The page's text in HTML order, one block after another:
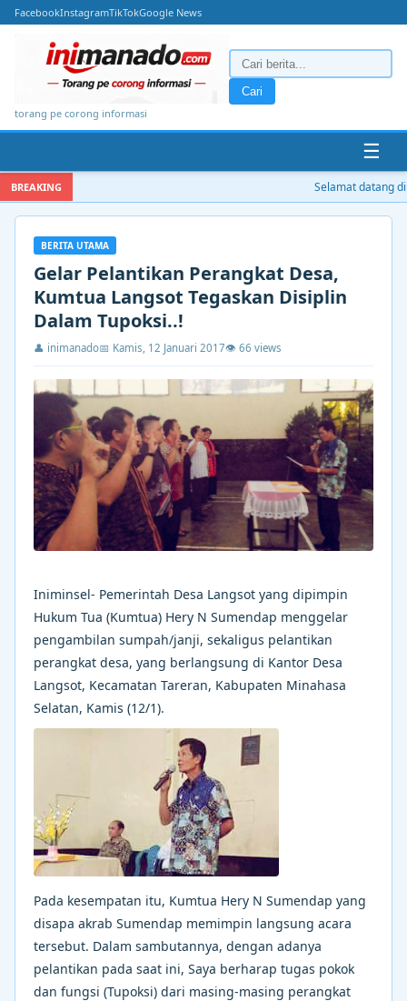
FacebookInstagramTikTokGoogle News
torang pe corong informasi
Cari
☰
BREAKING Selamat datang di
BERITA UTAMA
Gelar Pelantikan Perangkat Desa,
Kumtua Langsot Tegaskan Disiplin
Dalam Tupoksi..!
👤 inimanado📅 Kamis, 12 Januari 2017👁 66 views
Iniminsel- Pemerintah Desa Langsot yang dipimpin
Hukum Tua (Kumtua) Hery N Sumendap menggelar
pengambilan sumpah/janji, sekaligus pelantikan
perangkat desa, yang berlangsung di Kantor Desa
Langsot, Kecamatan Tareran, Kabupaten Minahasa
Selatan, Kamis (12/1).
Pada kesempatan itu, Kumtua Hery N Sumendap yang
disapa akrab Sumendap memimpin langsung acara
tersebut. Dalam sambutannya, dengan adanya
pelantikan pada saat ini, Saya berharap tugas pokok
dan fungsi (Tupoksi) dari masing-masing perangkat